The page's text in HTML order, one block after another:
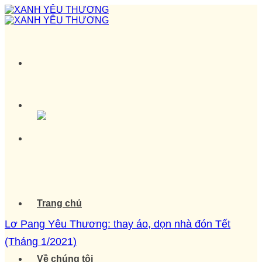
Skip
to
Trang chủ
Về chúng tôi
Lơ Pang Yêu Thương: thay áo, dọn nhà đón Tết
(Tháng 1/2021)